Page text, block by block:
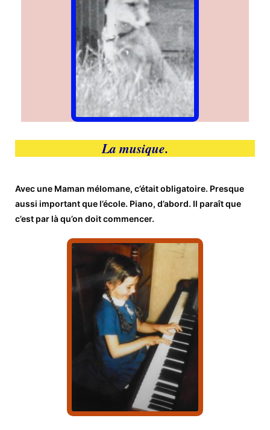
La musique.
Avec une Maman mélomane, c’était obligatoire. Presque
aussi important que l’école. Piano, d’abord. Il paraît que
c’est par là qu’on doit commencer.